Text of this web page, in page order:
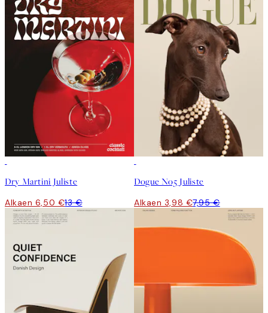
Dry Martini Juliste
Alkaen 6,50 €13 €
Dogue No5 Juliste
Alkaen 3,98 €7,95 €